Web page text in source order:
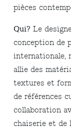
pièces
Qui? Le
conception de
internationale,
allie des
textures et
de références
collaboration
chaiserie et de